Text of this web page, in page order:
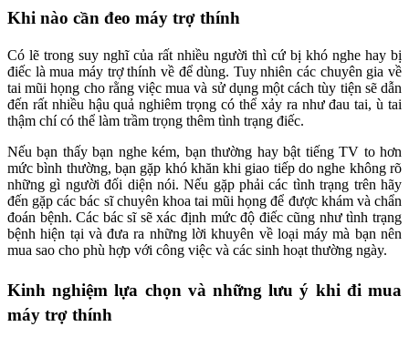
Khi nào cần đeo máy trợ thính
Có lẽ trong suy nghĩ của rất nhiều người thì cứ bị khó nghe hay bị
điếc là mua máy trợ thính về để dùng. Tuy nhiên các chuyên gia về
tai mũi họng cho rằng việc mua và sử dụng một cách tùy tiện sẽ dẫn
đến rất nhiều hậu quả nghiêm trọng có thể xảy ra như đau tai, ù tai
thậm chí có thể làm trầm trọng thêm tình trạng điếc.
Nếu bạn thấy bạn nghe kém, bạn thường hay bật tiếng TV to hơn
mức bình thường, bạn gặp khó khăn khi giao tiếp do nghe không rõ
những gì người đối diện nói. Nếu gặp phải các tình trạng trên hãy
đến gặp các bác sĩ chuyên khoa tai mũi họng để được khám và chẩn
đoán bệnh. Các bác sĩ sẽ xác định mức độ điếc cũng như tình trạng
bệnh hiện tại và đưa ra những lời khuyên về loại máy mà bạn nên
mua sao cho phù hợp với công việc và các sinh hoạt thường ngày.
Kinh nghiệm lựa chọn và những lưu ý khi đi mua
máy trợ thính